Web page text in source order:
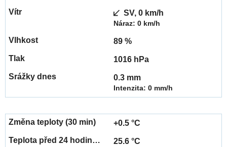
SV, 0 km/h
Náraz: 0 km/h
89 %
1016 hPa
0.3 mm
Intenzita: 0 mm/h
+0.5 °C
25.6 °C